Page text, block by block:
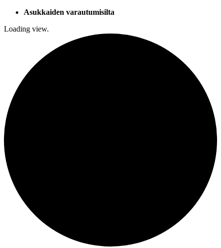
Asukkaiden varautumisilta
Loading view.